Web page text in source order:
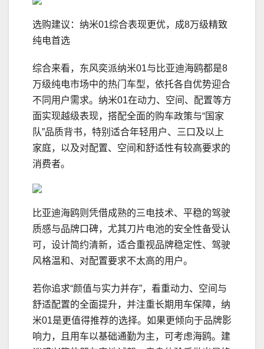
选购建议：纳米01综合表现更优，成8万级精致
纯电首选
综合来看，东风奕派纳米01与比亚迪海鸥都是8
万级纯电市场中的热门车型，依托各自优势迎合
不同用户需求。纳米01在动力、空间、配置等方
面实现越级表现，搭配全面的购车政策与“国家
队”品质背书，特别适合年轻用户、三口及以上
家庭，以及对配置、空间和舒适性有较高要求的
消费者。
比亚迪海鸥则凭借成熟的三电技术、平稳的驾驶
质感与品牌口碑，尤其刀片电池的安全性备受认
可，设计简约清新，适合重视品牌稳定性、驾驶
风格温和、对配置要求不太高的用户。
若你追求“颜值与实力并存”，看重动力、空间与
舒适配置的全面提升，并注重长期用车保障，纳
米01是更值得推荐的选择。如果更倾向于品牌影
响力，且用车以基础通勤为主，可考虑海鸥。建